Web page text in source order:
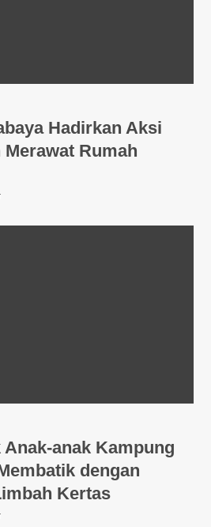
Hadirkan Aksi
Merawat Rumah
anak Kampung
dengan
Kertas